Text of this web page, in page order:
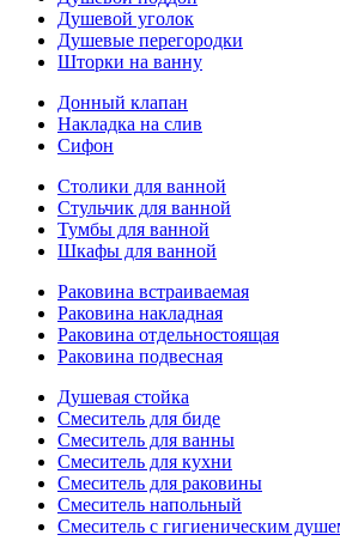
Душевой уголок
Душевые перегородки
Шторки на ванну
Донный клапан
Накладка на слив
Сифон
Столики для ванной
Стульчик для ванной
Тумбы для ванной
Шкафы для ванной
Раковина встраиваемая
Раковина накладная
Раковина отдельностоящая
Раковина подвесная
Душевая стойка
Смеситель для биде
Смеситель для ванны
Смеситель для кухни
Смеситель для раковины
Смеситель напольный
Смеситель с гигиеническим